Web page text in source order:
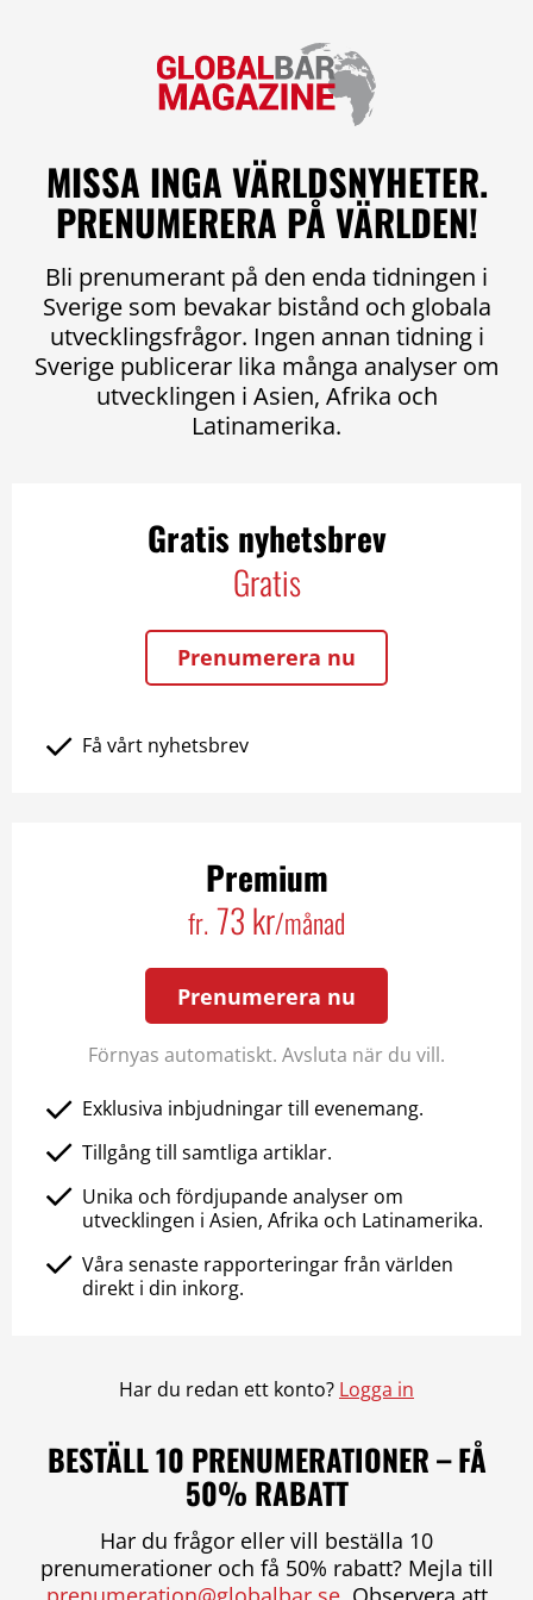
MISSA INGA VÄRLDSNYHETER.
PRENUMERERA PÅ VÄRLDEN!
Bli prenumerant på den enda tidningen i
Sverige som bevakar bistånd och globala
utvecklingsfrågor. Ingen annan tidning i
Sverige publicerar lika många analyser om
utvecklingen i Asien, Afrika och
Latinamerika.
Gratis nyhetsbrev
Gratis
Prenumerera nu
Få vårt nyhetsbrev
Premium
fr. 73 kr/månad
Prenumerera nu
Förnyas automatiskt. Avsluta när du vill.
Exklusiva inbjudningar till evenemang.
Tillgång till samtliga artiklar.
Unika och fördjupande analyser om
utvecklingen i Asien, Afrika och Latinamerika.
Våra senaste rapporteringar från världen
direkt i din inkorg.
Har du redan ett konto? Logga in
BESTÄLL 10 PRENUMERATIONER – FÅ
50% RABATT
Har du frågor eller vill beställa 10
prenumerationer och få 50% rabatt? Mejla till